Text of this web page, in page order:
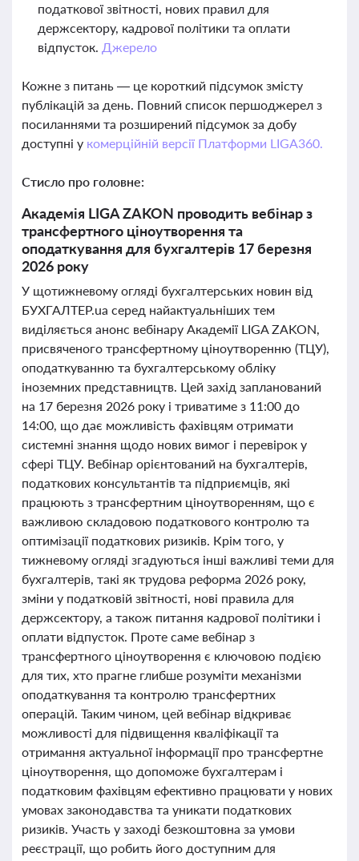
податкової звітності, нових правил для
держсектору, кадрової політики та оплати
відпусток. Джерело
Кожне з питань — це короткий підсумок змісту
публікацій за день. Повний список першоджерел з
посиланнями та розширений підсумок за добу
доступні у комерційній версії Платформи LIGA360.
Стисло про головне:
Академія LIGA ZAKON проводить вебінар з
трансфертного ціноутворення та
оподаткування для бухгалтерів 17 березня
2026 року
У щотижневому огляді бухгалтерських новин від
БУХГАЛТЕР.ua серед найактуальніших тем
виділяється анонс вебінару Академії LIGA ZAKON,
присвяченого трансфертному ціноутворенню (ТЦУ),
оподаткуванню та бухгалтерському обліку
іноземних представництв. Цей захід запланований
на 17 березня 2026 року і триватиме з 11:00 до
14:00, що дає можливість фахівцям отримати
системні знання щодо нових вимог і перевірок у
сфері ТЦУ. Вебінар орієнтований на бухгалтерів,
податкових консультантів та підприємців, які
працюють з трансфертним ціноутворенням, що є
важливою складовою податкового контролю та
оптимізації податкових ризиків. Крім того, у
тижневому огляді згадуються інші важливі теми для
бухгалтерів, такі як трудова реформа 2026 року,
зміни у податковій звітності, нові правила для
держсектору, а також питання кадрової політики і
оплати відпусток. Проте саме вебінар з
трансфертного ціноутворення є ключовою подією
для тих, хто прагне глибше розуміти механізми
оподаткування та контролю трансфертних
операцій. Таким чином, цей вебінар відкриває
можливості для підвищення кваліфікації та
отримання актуальної інформації про трансфертне
ціноутворення, що допоможе бухгалтерам і
податковим фахівцям ефективно працювати у нових
умовах законодавства та уникати податкових
ризиків. Участь у заході безкоштовна за умови
реєстрації, що робить його доступним для